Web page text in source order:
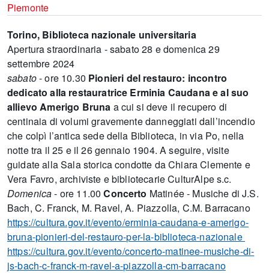
Piemonte
Torino, Biblioteca nazionale universitaria
Apertura straordinaria - sabato 28 e domenica 29
settembre 2024
sabato- ore 10.30 Pionieri del restauro: incontro
dedicato alla restauratrice Erminia Caudana e al suo
allievo Amerigo Bruna a cui si deve il recupero di
centinaia di volumi gravemente danneggiati dall’incendio
che colpì l’antica sede della Biblioteca, in via Po, nella
notte tra il 25 e il 26 gennaio 1904. A seguire, visite
guidate alla Sala storica condotte da Chiara Clemente e
Vera Favro, archiviste e bibliotecarie CulturAlpe s.c.
Domenica- ore 11.00Concerto Matinée - Musiche di J.S.
Bach, C. Franck, M. Ravel, A. Piazzolla, C.M. Barracano
https://cultura.gov.it/evento/erminia-caudana-e-amerigo-
bruna-pionieri-del-restauro-per-la-biblioteca-nazionale
https://cultura.gov.it/evento/concerto-matinee-musiche-di-
js-bach-c-franck-m-ravel-a-piazzolla-cm-barracano